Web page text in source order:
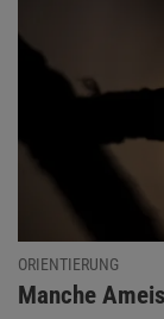
ORIENTIERUNG
:
Manche